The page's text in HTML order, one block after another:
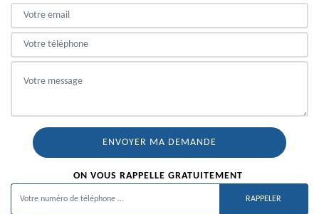
ON VOUS RAPPELLE GRATUITEMENT